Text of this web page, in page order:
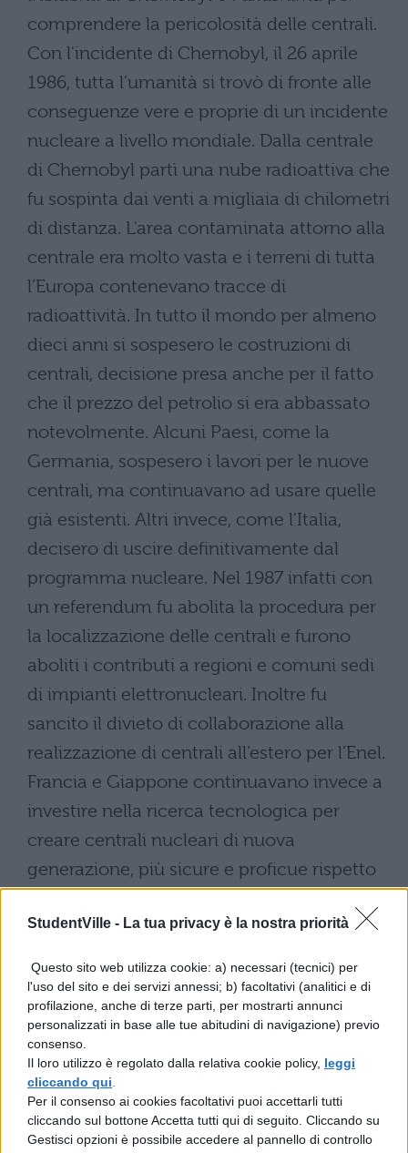
StudentVille - La tua privacy è la nostra priorità
Questo sito web utilizza cookie: a) necessari (tecnici) per
l'uso del sito e dei servizi annessi; b) facoltativi (analitici e di
profilazione, anche di terze parti, per mostrarti annunci
personalizzati in base alle tue abitudini di navigazione) previo
consenso.
Il loro utilizzo è regolato dalla relativa cookie policy, leggi
cliccando qui
Per il consenso ai cookies facoltativi puoi accettarli tutti
cliccando sul bottone Accetta tutti qui di seguito. Cliccando su
Gestisci opzioni è possibile accedere al pannello di controllo
comprendere la pericolosità delle centrali.
Con l'incidente di Chernobyl, il 26 aprile
1986, tutta l’umanità si trovò di fronte alle
conseguenze vere e proprie di un incidente
nucleare a livello mondiale. Dalla centrale
di Chernobyl partì una nube radioattiva che
fu sospinta dai venti a migliaia di chilometri
di distanza. L'area contaminata attorno alla
centrale era molto vasta e i terreni di tutta
l’Europa contenevano tracce di
radioattività. In tutto il mondo per almeno
dieci anni si sospesero le costruzioni di
centrali, decisione presa anche per il fatto
che il prezzo del petrolio si era abbassato
notevolmente. Alcuni Paesi, come la
Germania, sospesero i lavori per le nuove
centrali, ma continuavano ad usare quelle
già esistenti. Altri invece, come l'Italia,
decisero di uscire definitivamente dal
programma nucleare. Nel 1987 infatti con
un referendum fu abolita la procedura per
la localizzazione delle centrali e furono
aboliti i contributi a regioni e comuni sedi
di impianti elettronucleari. Inoltre fu
sancito il divieto di collaborazione alla
realizzazione di centrali all’estero per l’Enel.
Francia e Giappone continuavano invece a
investire nella ricerca tecnologica per
creare centrali nucleari di nuova
generazione, più sicure e proficue rispetto
poi aumentarono le misure di sicurezza.
chiedersi quali fossero state le cause del
disastro di Chernobyl. Col passare del
tempo prevalse la tesi dell'errore umano,
verificatosi insieme a una serie di eventi
inverosimili. Negli anni seguenti si
verificarono altri incidenti nucleari, a